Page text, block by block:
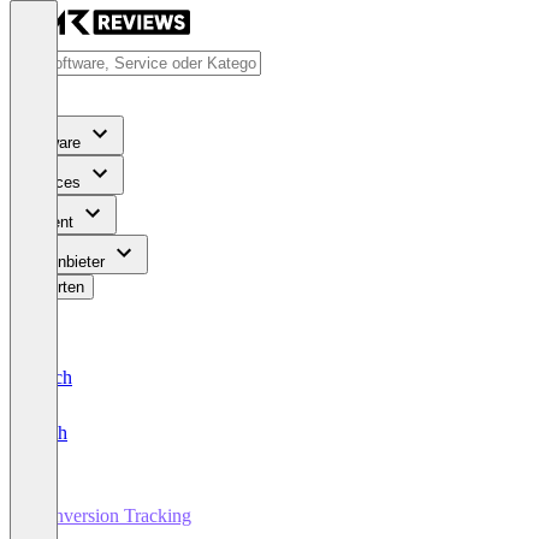
Software
Services
Content
Für Anbieter
Bewerten
Deutsch
English
Conversion Tracking